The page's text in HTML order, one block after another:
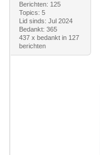
Berichten: 125
Topics: 5
Lid sinds: Jul 2024
Bedankt: 365
437 x bedankt in 127
berichten